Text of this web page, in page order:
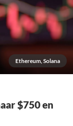
Ethereum, Solana
$750 en